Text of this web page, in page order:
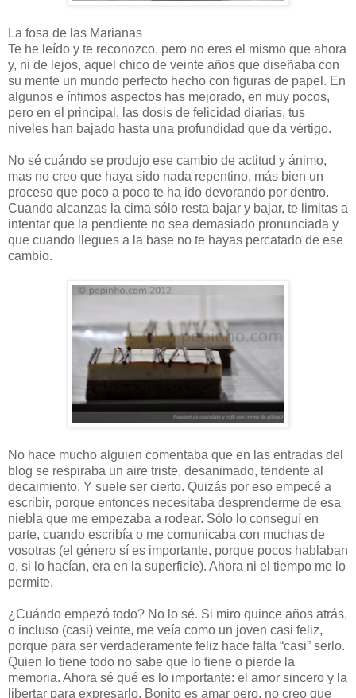
La fosa de las Marianas
Te he leído y te reconozco, pero no eres el mismo que ahora
y, ni de lejos, aquel chico de veinte años que diseñaba con
su mente un mundo perfecto hecho con figuras de papel. En
algunos e ínfimos aspectos has mejorado, en muy pocos,
pero en el principal, las dosis de felicidad diarias, tus
niveles han bajado hasta una profundidad que da vértigo.
No sé cuándo se produjo ese cambio de actitud y ánimo,
mas no creo que haya sido nada repentino, más bien un
proceso que poco a poco te ha ido devorando por dentro.
Cuando alcanzas la cima sólo resta bajar y bajar, te limitas a
intentar que la pendiente no sea demasiado pronunciada y
que cuando llegues a la base no te hayas percatado de ese
cambio.
No hace mucho alguien comentaba que en las entradas del
blog se respiraba un aire triste, desanimado, tendente al
decaimiento. Y suele ser cierto. Quizás por eso empecé a
escribir, porque entonces necesitaba desprenderme de esa
niebla que me empezaba a rodear. Sólo lo conseguí en
parte, cuando escribía o me comunicaba con muchas de
vosotras (el género sí es importante, porque pocos hablaban
o, si lo hacían, era en la superficie). Ahora ni el tiempo me lo
permite.
¿Cuándo empezó todo? No lo sé. Si miro quince años atrás,
o incluso (casi) veinte, me veía como un joven casi feliz,
porque para ser verdaderamente feliz hace falta “casi” serlo.
Quien lo tiene todo no sabe que lo tiene o pierde la
memoria. Ahora sé qué es lo importante: el amor sincero y la
libertar para expresarlo. Bonito es amar pero, no creo que